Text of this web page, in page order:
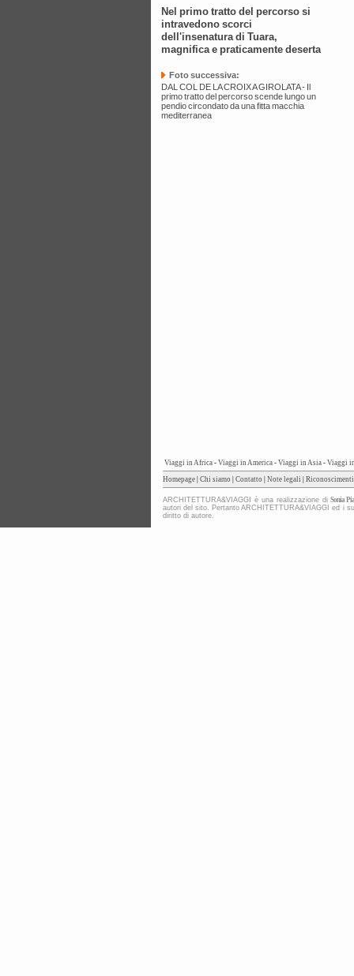
Nel primo tratto del percorso si
intravedono scorci
dell'insenatura di Tuara,
magnifica e praticamente deserta
Foto successiva:
DAL COL DE LA CROIX A GIROLATA - Il
primo tratto del percorso scende lungo un
pendio circondato da una fitta macchia
mediterranea
Viaggi in Africa - Viaggi in America - Viaggi in Asia - Viaggi
Homepage Chi siamo Contatto Note legali Riconoscimenti
ARCHITETTURA&VIAGGI è una realizzazione diSonia
autori del sito. Pertanto ARCHITETTURA&VIAGGI ed i
diritto di autore.